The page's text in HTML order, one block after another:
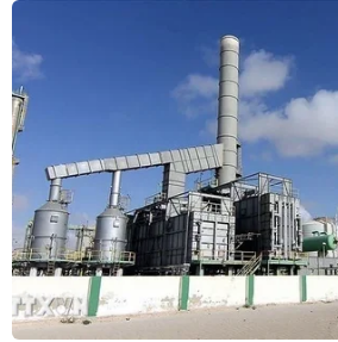
Thắt chặt tình hữu nghị sắt son
các cựu chuyên gia quân sự Nga
Việt Nam
06/08/2026 06:23
Anh công bố kết quả điều tra ban
đầu vụ đâm dao ở trung tâm
06/08/2026 06:00